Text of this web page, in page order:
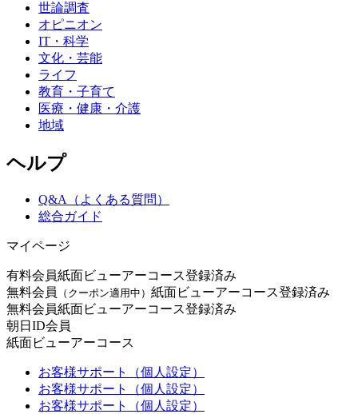
世論調査
オピニオン
IT・科学
文化・芸能
ライフ
教育・子育て
医療・健康・介護
地域
ヘルプ
Q&A（よくある質問）
総合ガイド
マイページ
有料会員紙面ビューアーコース登録済み
無料会員
（クーポン適用中） 紙面ビューアーコース登録済み
無料会員紙面ビューアーコース登録済み
朝日ID会員
紙面ビューアーコース
お客様サポート（個人設定）
お客様サポート（個人設定）
お客様サポート（個人設定）